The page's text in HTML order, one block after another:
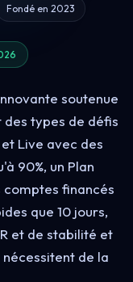
Fondé en 2023
soutenue
types de défis
Live avec des
90%, un Plan
comptes financés
que 10 jours,
et de stabilité et
de la